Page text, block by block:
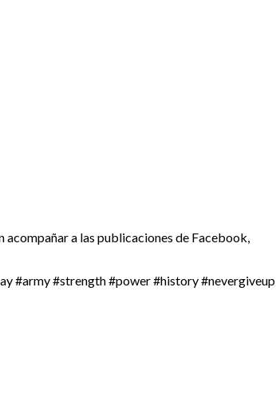
acompañar a las publicaciones de Facebook,
#army #strength #power #history #nevergiveup